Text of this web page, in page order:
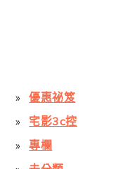
優惠祕笈
宅影3c控
專欄